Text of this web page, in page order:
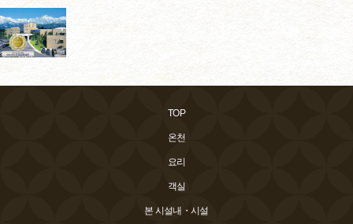
TOP
온천
요리
객실
본 시설내・시설